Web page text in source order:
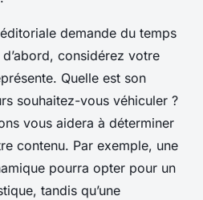
demande du temps
considérez votre
Quelle est son
souhaitez-vous véhiculer ?
vous aidera à déterminer
contenu. Par exemple, une
pourra opter pour un
tandis qu’une